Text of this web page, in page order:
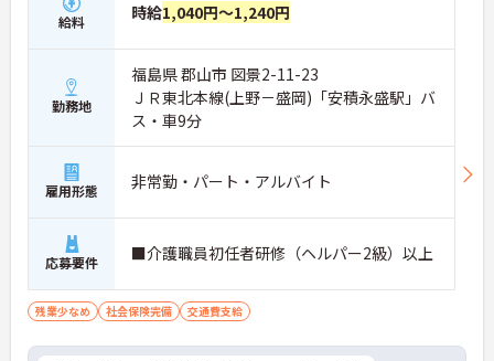
給料 時給1,040円～1,240円
勤務地
福島県 郡山市 図景2-11-23
ＪＲ東北本線(上野－盛岡)「安積永盛駅」バ
ス・車9分
雇用形態 非常勤・パート・アルバイト
応募要件 ■介護職員初任者研修（ヘルパー2級）以上
残業少なめ 社会保険完備 交通費支給